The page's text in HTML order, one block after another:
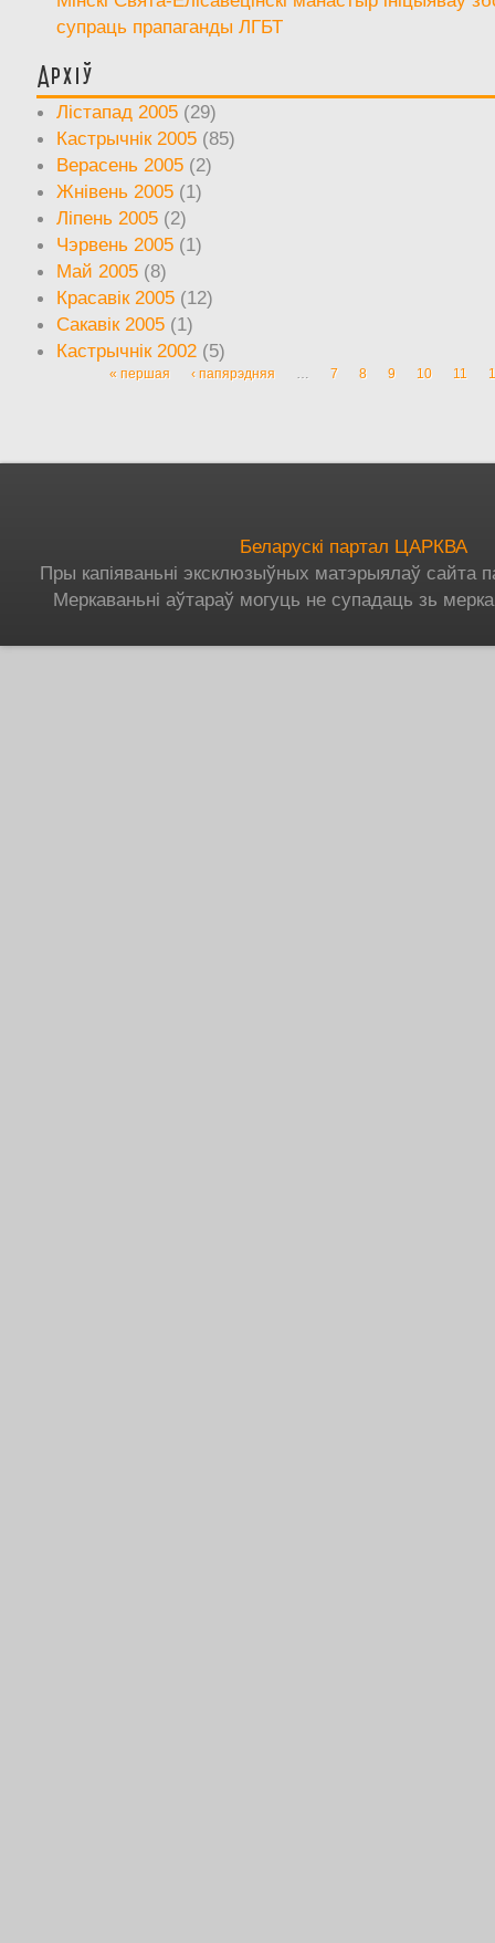
супраць прапаганды ЛГБТ
Архіў
Лістапад 2005 (29)
Кастрычнік 2005 (85)
Верасень 2005 (2)
Жнівень 2005 (1)
Ліпень 2005 (2)
Чэрвень 2005 (1)
Май 2005 (8)
Красавік 2005 (12)
Сакавік 2005 (1)
Кастрычнік 2002 (5)
Старонкі
« першая ‹ папярэдняя … 7 8 9 10 11
Беларускі партал ЦАРКВА
Пры капіяваньні эксклюзыўных матэрыялаў сайта
Меркаваньні аўтараў могуць не супадаць зь